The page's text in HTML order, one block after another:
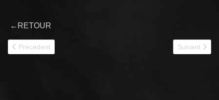
← RETOUR
Article précédent : 1985 LOHR VPX40M
Précédent Article
Suivant